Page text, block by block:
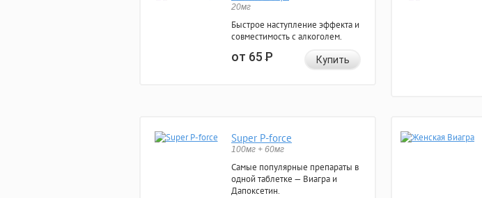
20мг
Быстрое наступление эффекта и
совместимость с алкоголем.
от 65Р Купить
Super P-force
100мг + 60мг
Самые популярные препараты в
одной таблетке — Виагра и
Дапоксетин.